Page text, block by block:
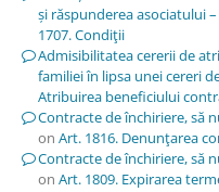
și răspunderea asociatului
1707. Condiţii
Admisibilitatea cererii de
familiei în lipsa unei cereri
Atribuirea beneficiului
Contracte de închiriere, să
on Art. 1816. Denunţarea
Contracte de închiriere, să
on Art. 1809. Expirarea